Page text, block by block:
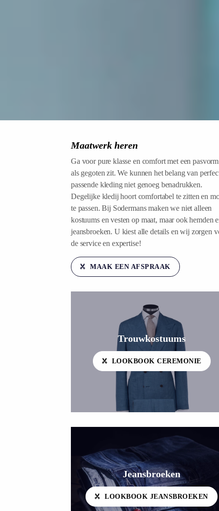
Maatwerk heren
Ga voor pure klasse en comfort met een
als gegoten zit. We kunnen het belang van
passende kleding niet genoeg benadrukken.
Degelijke kledij hoort comfortabel te zitten en
te passen. Bij Sodermans maken we niet alleen
kostuums en vesten op maat, maar ook hemden
jeansbroeken. U kiest alle details en wij zorgen
de service en expertise!
MAAK EEN AFSPRAAK
Trouwkostuums
LOOKBOOK CEREMONIE
Jeansbroeken
LOOKBOOK JEANSBROEKEN